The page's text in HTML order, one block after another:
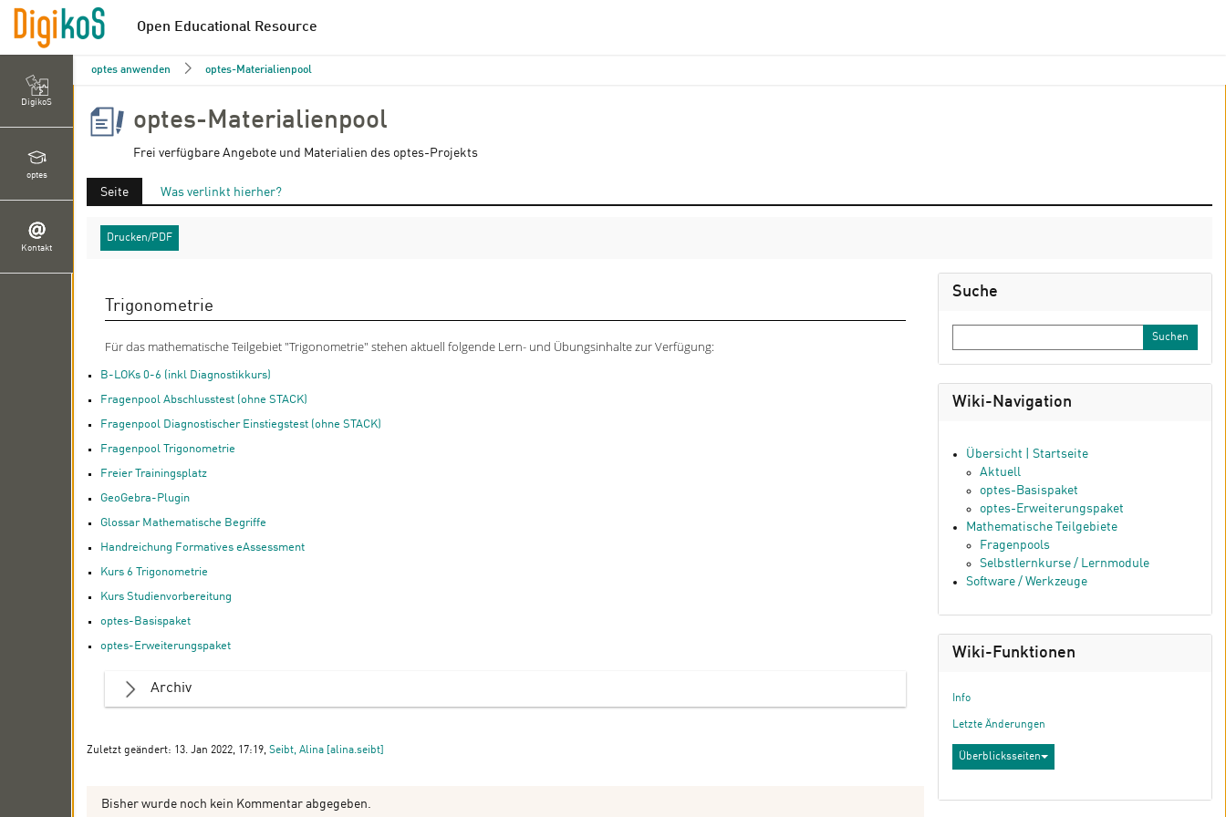
Open Educational Resource
DigikoS
optes
Kontakt
optes anwenden optes-Materialienpool
optes-Materialienpool
Frei verfügbare Angebote und Materialien des optes-Projekts
Seite Was verlinkt hierher?
Drucken/PDF
Trigonometrie
Für das mathematische Teilgebiet "Trigonometrie" stehen aktuell folgende Lern- und Übungsinhalte zur Verfügung:
B-LOKs 0-6 (inkl Diagnostikkurs)
Fragenpool Abschlusstest (ohne STACK)
Fragenpool Diagnostischer Einstiegstest (ohne STACK)
Fragenpool Trigonometrie
Freier Trainingsplatz
GeoGebra-Plugin
Glossar Mathematische Begriffe
Handreichung Formatives eAssessment
Kurs 6 Trigonometrie
Kurs Studienvorbereitung
optes-Basispaket
optes-Erweiterungspaket
Archiv
Zuletzt geändert: 13. Jan 2022, 17:19, Seibt, Alina [alina.seibt]
Bisher wurde noch kein Kommentar abgegeben.
Suche
Wiki-Navigation
Übersicht | Startseite
Aktuell
optes-Basispaket
optes-Erweiterungspaket
Mathematische Teilgebiete
Fragenpools
Selbstlernkurse / Lernmodule
Software / Werkzeuge
Wiki-Funktionen
Info
Letzte Änderungen
Überblicksseiten